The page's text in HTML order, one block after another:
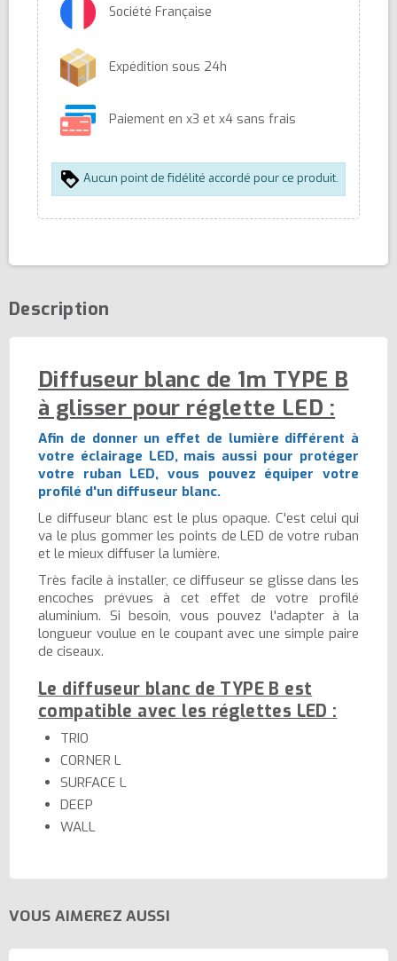
Société Française
Expédition sous 24h
Paiement en x3 et x4 sans frais
Aucun point de fidélité accordé pour ce produit.
Description
Diffuseur blanc de 1m TYPE B
à glisser pour réglette LED :
Afin de donner un effet de lumière différent à
votre éclairage LED, mais aussi pour protéger
votre ruban LED, vous pouvez équiper votre
profilé d'un diffuseur blanc.
Le diffuseur blanc est le plus opaque. C'est celui qui
va le plus gommer les points de LED de votre ruban
et le mieux diffuser la lumière.
Très facile à installer, ce diffuseur se glisse dans les
encoches prévues à cet effet de votre profilé
aluminium. Si besoin, vous pouvez l'adapter à la
longueur voulue en le coupant avec une simple paire
de ciseaux.
Le diffuseur blanc de TYPE B est
compatible avec les réglettes LED :
TRIO
CORNER L
SURFACE L
DEEP
WALL
VOUS AIMEREZ AUSSI